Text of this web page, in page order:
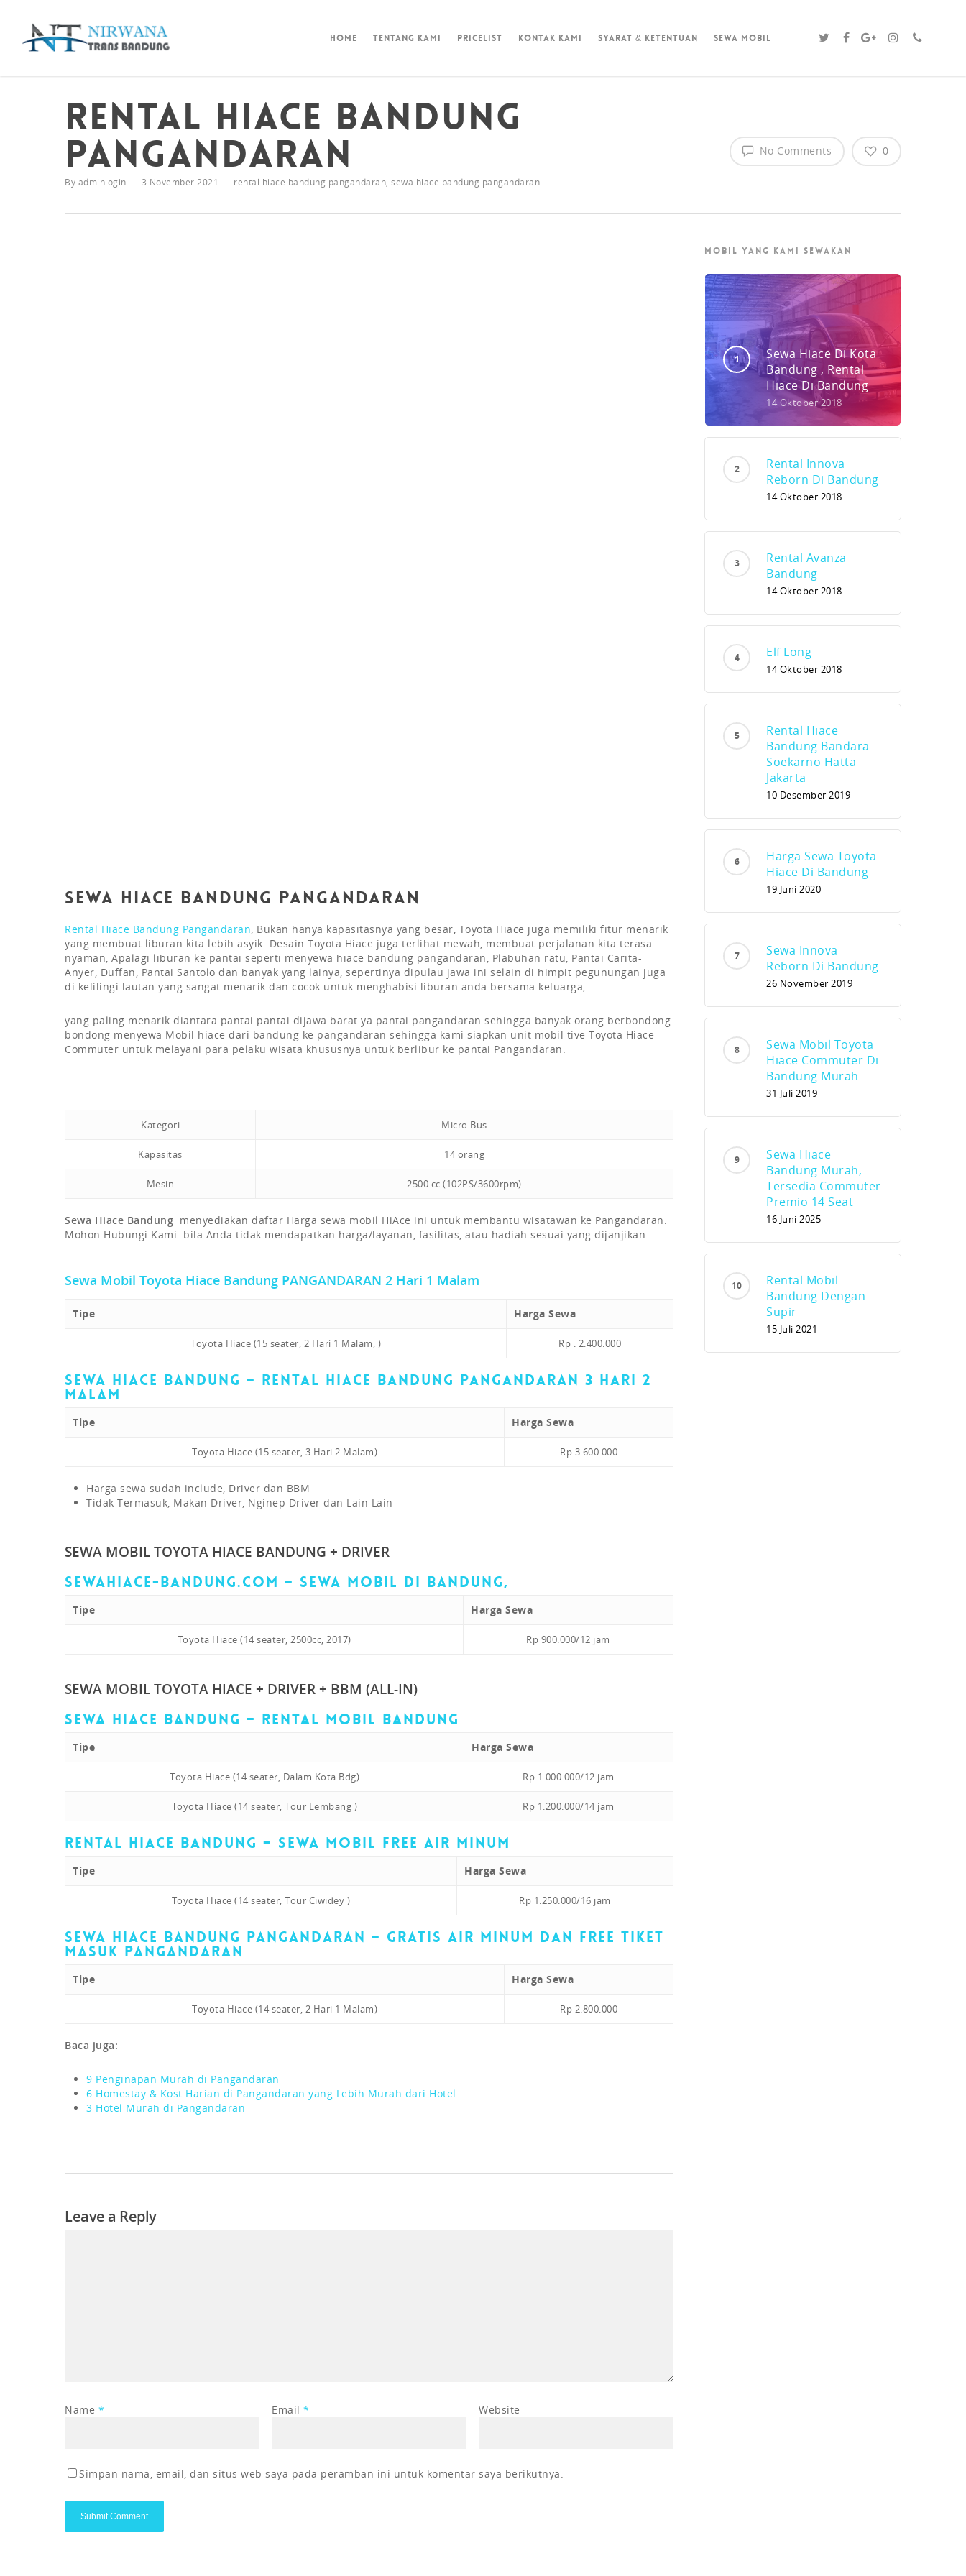
Home Tentang Kami Pricelist Kontak Kami Syarat & Ketentuan sewa mobil
Rental Hiace Bandung
Pangandaran
By adminlogin 3 November 2021 rental hiace bandung pangandaran, sewa hiace bandung pangandaran
No Comments 0
Sewa HiAce Bandung Pangandaran
Rental Hiace Bandung Pangandaran , Bukan hanya kapasitasnya yang besar, Toyota Hiace juga memiliki fitur menarik
yang membuat liburan kita lebih asyik. Desain Toyota Hiace juga terlihat mewah, membuat perjalanan kita terasa
nyaman, Apalagi liburan ke pantai seperti menyewa hiace bandung pangandaran, Plabuhan ratu, Pantai Carita-
Anyer, Duffan, Pantai Santolo dan banyak yang lainya, sepertinya dipulau jawa ini selain di himpit pegunungan juga
di kelilingi lautan yang sangat menarik dan cocok untuk menghabisi liburan anda bersama keluarga,
yang paling menarik diantara pantai pantai dijawa barat ya pantai pangandaran sehingga banyak orang berbondong
bondong menyewa Mobil hiace dari bandung ke pangandaran sehingga kami siapkan unit mobil tive Toyota Hiace
Commuter untuk melayani para pelaku wisata khususnya untuk berlibur ke pantai Pangandaran.
Kategori Micro Bus
Kapasitas 14 orang
Mesin 2500 cc (102PS/3600rpm)
Sewa Hiace Bandung menyediakan daftar Harga sewa mobil HiAce ini untuk membantu wisatawan ke Pangandaran.
Mohon Hubungi Kami bila Anda tidak mendapatkan harga/layanan, fasilitas, atau hadiah sesuai yang dijanjikan.
Sewa Mobil Toyota Hiace Bandung PANGANDARAN 2 Hari 1 Malam
Tipe Harga Sewa
Toyota Hiace (15 seater, 2 Hari 1 Malam, ) Rp : 2.400.000
Sewa Hiace Bandung – Rental Hiace Bandung Pangandaran 3 Hari 2
Malam
Tipe Harga Sewa
Toyota Hiace (15 seater, 3 Hari 2 Malam) Rp 3.600.000
Harga sewa sudah include, Driver dan BBM
Tidak Termasuk, Makan Driver, Nginep Driver dan Lain Lain
SEWA MOBIL TOYOTA HIACE BANDUNG + DRIVER
sewahiace-bandung.com – Sewa Mobil di Bandung,
Tipe Harga Sewa
Toyota Hiace (14 seater, 2500cc, 2017) Rp 900.000/12 jam
SEWA MOBIL TOYOTA HIACE + DRIVER + BBM (ALL-IN)
Sewa Hiace Bandung – Rental Mobil Bandung
Tipe Harga Sewa
Toyota Hiace (14 seater, Dalam Kota Bdg) Rp 1.000.000/12 jam
Toyota Hiace (14 seater, Tour Lembang ) Rp 1.200.000/14 jam
Rental Hiace Bandung – Sewa Mobil Free Air Minum
Tipe Harga Sewa
Toyota Hiace (14 seater, Tour Ciwidey ) Rp 1.250.000/16 jam
Sewa Hiace Bandung Pangandaran – Gratis Air Minum Dan Free Tiket
Masuk Pangandaran
Tipe Harga Sewa
Toyota Hiace (14 seater, 2 Hari 1 Malam) Rp 2.800.000
Baca juga:
9 Penginapan Murah di Pangandaran
6 Homestay & Kost Harian di Pangandaran yang Lebih Murah dari Hotel
3 Hotel Murah di Pangandaran
Leave a Reply
Name * Email* Website
Simpan nama, email, dan situs web saya pada peramban ini untuk komentar saya berikutnya.
MOBIL YANG KAMI SEWAKAN
Sewa Hiace Di Kota
Bandung , Rental
Hiace Di Bandung
14 Oktober 2018
Rental Innova
Reborn Di Bandung
14 Oktober 2018
Rental Avanza
Bandung
14 Oktober 2018
Elf Long
14 Oktober 2018
Rental Hiace
Bandung Bandara
Soekarno Hatta
Jakarta
10 Desember 2019
Harga Sewa Toyota
Hiace Di Bandung
19 Juni 2020
Sewa Innova
Reborn Di Bandung
26 November 2019
Sewa Mobil Toyota
Hiace Commuter Di
Bandung Murah
31 Juli 2019
Sewa Hiace
Bandung Murah,
Tersedia Commuter
Premio 14 Seat
16 Juni 2025
Rental Mobil
Bandung Dengan
Supir
15 Juli 2021